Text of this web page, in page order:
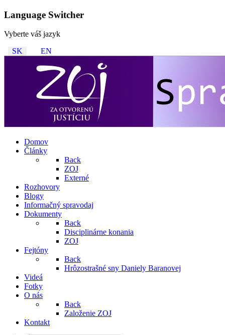
Language Switcher
Vyberte váš jazyk
SK
EN
Domov
Články
Back
ZOJ
Externé
Rozhovory
Blogy
Informačný spravodaj
Dokumenty
Back
Disciplinárne konania
ZOJ
Fejtóny
Back
Hrôzostrašné sny Daniely Baranovej
Videá
Fotky
O nás
Back
Založenie ZOJ
Kontakt